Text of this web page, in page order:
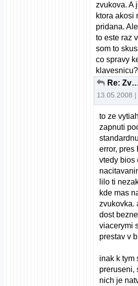
zvukova. A
ktora akosi
pridana.
to este raz
som to
co spravy
klavesnicu?
Re: Zvuk a Mandriva
13.05.2008
to ze
zapnuti
error, pres
vtedy bios
lilo ti
kde mas
zvukovka.
dost
viacerymi
prestav v
inak k tym
preruseni,
nich je